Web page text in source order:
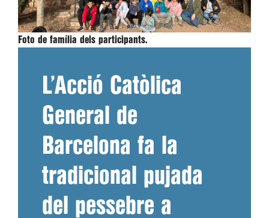
Foto de família dels participants.
L’Acció Catòlica
General de
Barcelona fa la
tradicional pujada
del pessebre a